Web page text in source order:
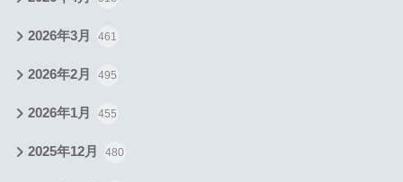
2026年3月 461
2026年2月 495
2026年1月 455
2025年12月 480